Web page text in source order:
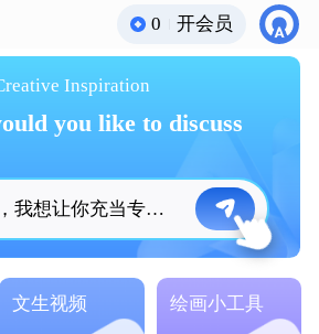
0 开会员
Inspiration
you like to discuss
用中文回答，我想让你充当专业的小红书营销文案大师，你要根据我提供的内容，生成6个带有emoji表情的符合小红书风格的标题，总之，你要让我的小红书标题更丰富多彩。内容是：{%s}
文生视频 绘画小工具